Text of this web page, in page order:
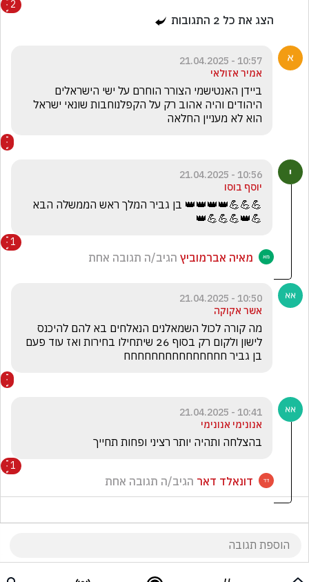
2
הצג את כל 2 התגובות
10:57 - 21.04.2025
אמיר אזולאי
הוא לא מעניין החלאה
10:56 - 21.04.2025
יוסף בוסו
💪👑💪💪💪👑
1
מאיה אברמוביץ הגיב/ה תגובה אחת
10:50 - 21.04.2025
אשר אקוקה
בן גביר חחחחחחחחחחחחחחח
10:41 - 21.04.2025
אנונימי אנונימי
בהצלחה ותהיה יותר רציני ופחות תחייך
1
דונאלד דאר הגיב/ה תגובה אחת